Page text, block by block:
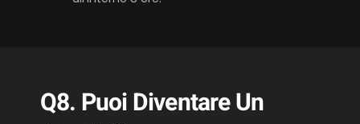
Q8. Puoi Diventare Un